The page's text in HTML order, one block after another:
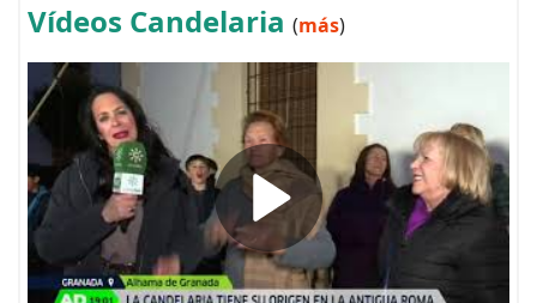
Vídeos Candelaria (más)